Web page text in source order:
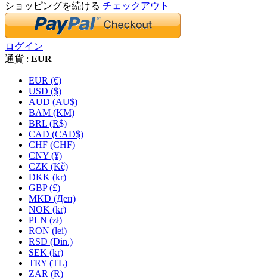
ショッピングを続ける チェックアウト
ログイン
通貨 : EUR
EUR (€)
USD ($)
AUD (AU$)
BAM (KM)
BRL (R$)
CAD (CAD$)
CHF (CHF)
CNY (¥)
CZK (Kč)
DKK (kr)
GBP (£)
MKD (Ден)
NOK (kr)
PLN (zł)
RON (lei)
RSD (Din.)
SEK (kr)
TRY (TL)
ZAR (R)